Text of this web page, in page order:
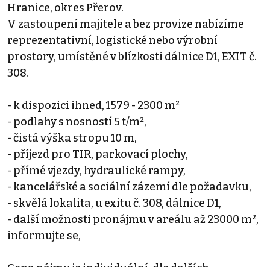
Hranice, okres Přerov.
V zastoupení majitele a bez provize nabízíme
reprezentativní, logistické nebo výrobní
prostory, umístěné v blízkosti dálnice D1, EXIT č.
308.
- k dispozici ihned, 1579 - 2300 m²
- podlahy s nosností 5 t/m²,
- čistá výška stropu 10 m,
- příjezd pro TIR, parkovací plochy,
- přímé vjezdy, hydraulické rampy,
- kancelářské a sociální zázemí dle požadavku,
- skvělá lokalita, u exitu č. 308, dálnice D1,
- další možnosti pronájmu v areálu až 23000 m²,
informujte se,